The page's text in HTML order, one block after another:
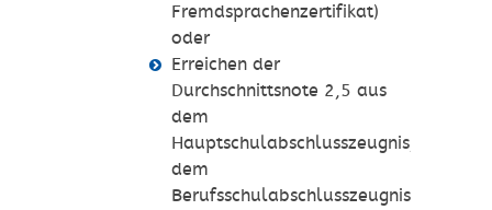
Fremdsprachenzertifikat)
oder
Erreichen der
Durchschnittsnote 2,5 aus
dem
Hauptschulabschlusszeugnis,
dem
Berufsschulabschlusszeugnis